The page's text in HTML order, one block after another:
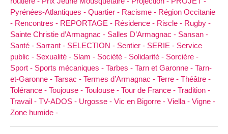
Pyrénées-Atlantiques - Quartier - Racisme - Région Occitanie
- Rencontres - REPORTAGE - Résidence - Riscle - Rugby -
Sainte Christie d’Armagnac - Salles D’Armagnac - Sansan -
Santé - Sarrant - SELECTION - Sentier - SERIE - Service
public - Sexualité - Slam - Société - Solidarité - Sorcière -
Sport - Sports mécaniques - Tarbes - Tarn et Garonne - Tarn-
et-Garonne - Tarsac - Termes d’Armagnac - Terre - Théâtre -
Tolérance - Toujouse - Toulouse - Tour de France - Tradition -
Travail - TV-ADOS - Urgosse - Vic en Bigorre - Viella - Vigne -
Zone humide -